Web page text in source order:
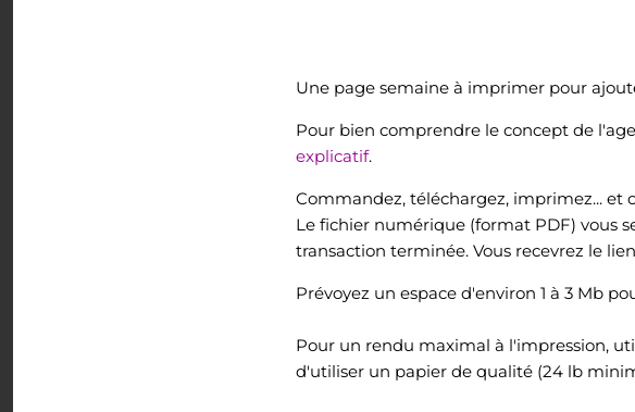
Une page semaine à imprimer pour
Pour bien comprendre le concept de
explicatif.
Commandez, téléchargez, imprimez... et
Le fichier numérique (format PDF) vous
transaction terminée. Vous recevrez le
Prévoyez un espace d'environ 1 à 3 Mb
Pour un rendu maximal à l'impression,
d'utiliser un papier de qualité (24 lb